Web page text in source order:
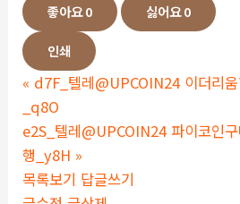
좋아요0 싫어요0
인쇄
« d7F_텔레@UPCOIN24 이더리
_q8O
e2S_텔레@UPCOIN24 파이코인
행_y8H »
목록보기 답글쓰기